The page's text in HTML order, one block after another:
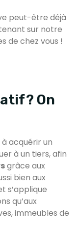
peut-être déjà
sur notre
de chez vous !
? On
acquérir un
à un tiers, afin
grâce aux
bien aux
s’applique
qu’aux
immeubles de